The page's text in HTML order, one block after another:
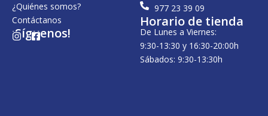
¿Quiénes somos?
Contáctanos
¡Síguenos!
I
n
F
a
977 23 39 09
Horario de tienda
De Lunes a Viernes:
9:30-13:30 y 16:30-20:00h
Sábados: 9:30-13:30h